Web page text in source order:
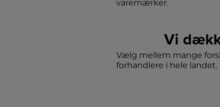
varemærker.
Vi
Vælg mellem mange
forhandlere i hele landet.